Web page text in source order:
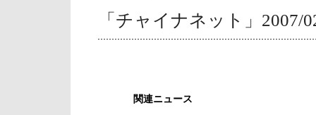
「チャイナネット」2007/
関連ニュース